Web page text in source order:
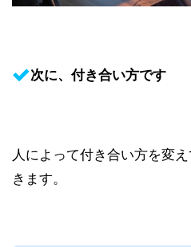
次に、付き合い方です
人によって付き合い方を変
きます。